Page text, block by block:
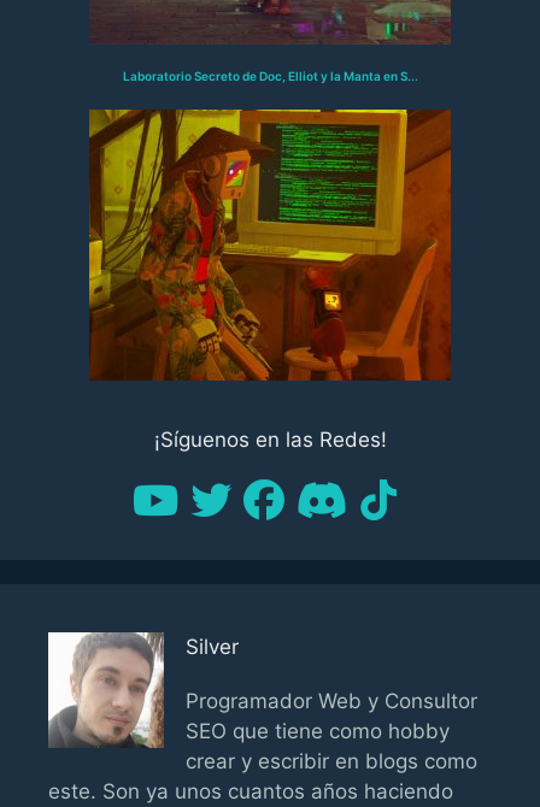
Laboratorio Secreto de Doc, Elliot y la Manta en S...
¡Síguenos en las Redes!
Silver
Programador Web y Consultor
SEO que tiene como hobby
crear y escribir en blogs como
este. Son ya unos cuantos años haciendo